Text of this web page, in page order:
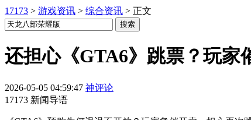
17173 > 游戏资讯 > 综合资讯 > 正文
还担心《GTA6》跳票？玩家
2026-05-05 04:59:47 神评论
17173 新闻导语